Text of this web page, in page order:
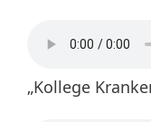
„Kollege